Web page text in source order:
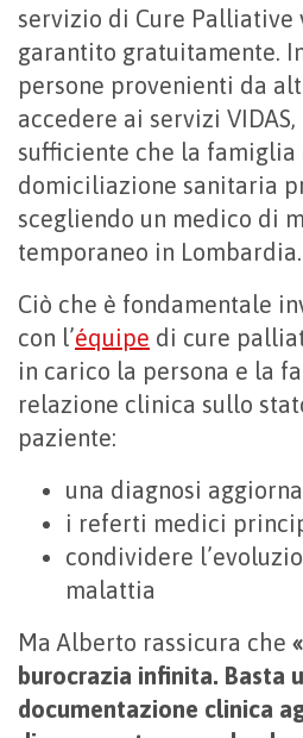
servizio di Cure Palliative
garantito gratuitamente.
persone provenienti da
accedere ai servizi
sufficiente che la famiglia
domiciliazione sanitaria
scegliendo un medico di
temporaneo in Lombardia.
Ciò che è fondamentale
con l’équipe di cure
in carico la persona e la
relazione clinica sullo
paziente:
una diagnosi
i referti medici
condividere
malattia
Ma Alberto rassicura che «
burocrazia infinita. Basta
documentazione clinica